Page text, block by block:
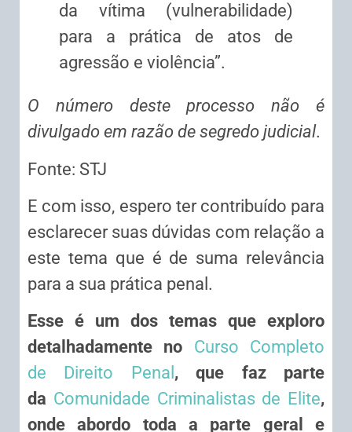
da vítima (vulnerabilidade)
para a prática de atos de
agressão e violência”.
O número deste processo não é
divulgado em razão de segredo judicial.
Fonte: STJ
E com isso, espero ter contribuído para
esclarecer suas dúvidas com relação a
este tema que é de suma relevância
para a sua prática penal.
Esse é um dos temas que exploro
detalhadamente no Curso Completo
de Direito Penal , que faz parte
da Comunidade Criminalistas de Elite,
onde abordo toda a parte geral e